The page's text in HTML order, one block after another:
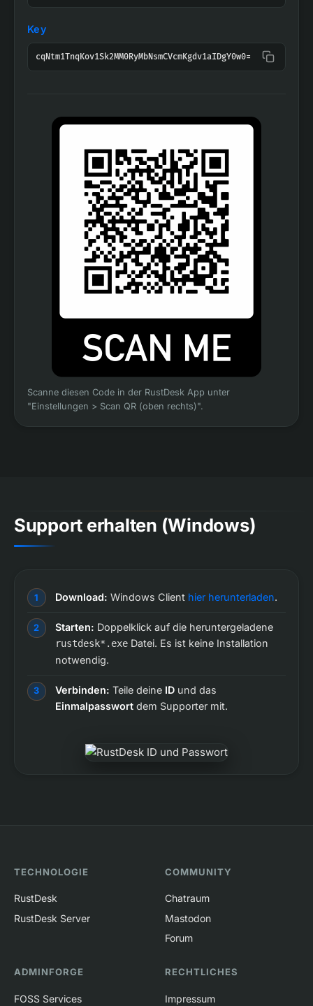
Key
cqNtm1TnqKov1Sk2MM0RyMbNsmCVcmKgdv1aIDgY0w0=
Scanne diesen Code in der RustDesk App unter
"Einstellungen > Scan QR (oben rechts)".
Support erhalten (Windows)
Download: Windows Client hier herunterladen.
Starten: Doppelklick auf die heruntergeladene
rustdesk*.exeDatei. Es ist keine Installation
notwendig.
Verbinden: Teile deine IDund das
Einmalpasswortdem Supporter mit.
TECHNOLOGIE
RustDesk
RustDesk Server
COMMUNITY
Chatraum
Mastodon
Forum
ADMINFORGE
FOSS Services
RECHTLICHES
Impressum